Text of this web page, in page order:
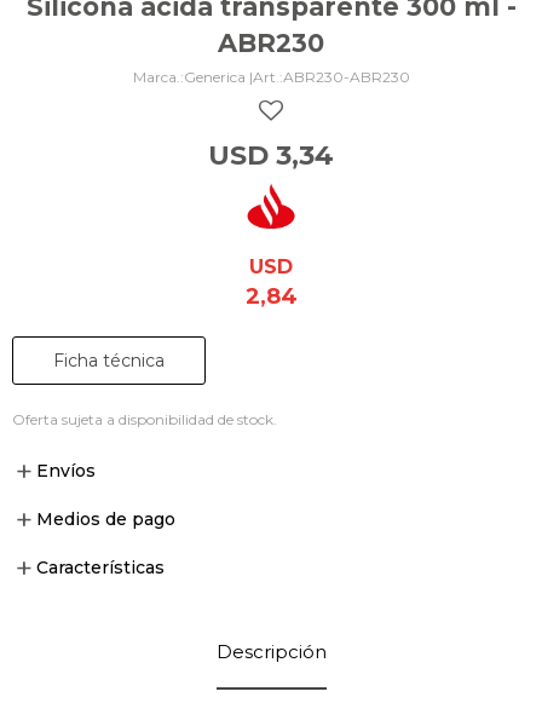
Silicona acida transparente 300 ml -
ABR230
Generica | ABR230-ABR230
USD 3,34
USD
2,84
Ficha técnica
Oferta sujeta a disponibilidad de stock.
Envíos
Medios de pago
Características
Descripción